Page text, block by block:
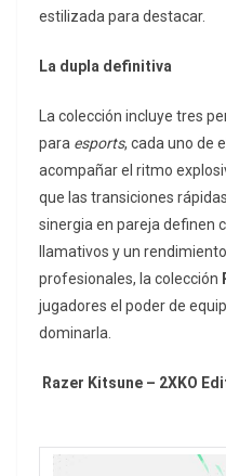
estilizada para destacar.
La dupla definitiva
La colección incluye tres
para esports, cada uno de
acompañar el ritmo
que las transiciones
sinergia en pareja definen
llamativos y un
profesionales, la colección
jugadores el poder de
dominarla.
Razer Kitsune – 2XKO